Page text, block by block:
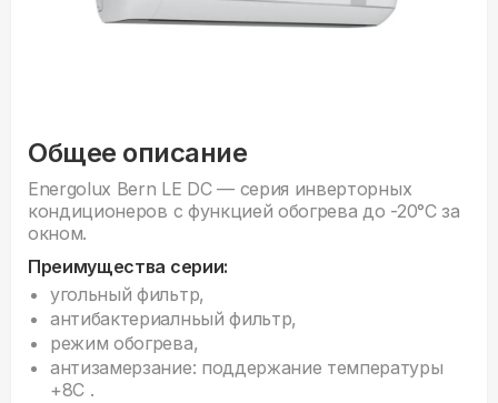
Общее описание
Energolux Bern LE DC — серия инверторных
кондиционеров с функцией обогрева до -20°С за
окном.
Преимущества серии:
угольный фильтр,
антибактериалньый фильтр,
режим обогрева,
антизамерзание: поддержание температуры
+8С .